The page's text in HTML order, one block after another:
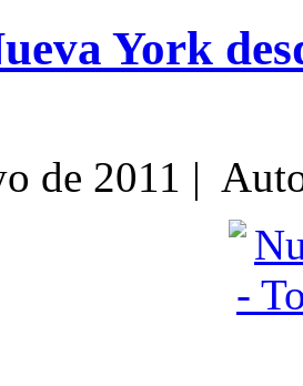
York
de 2011 |